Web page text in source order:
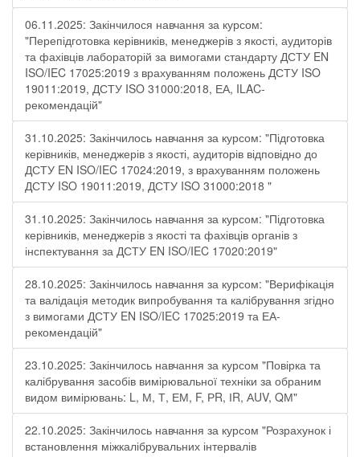
06.11.2025: Закінчилося навчання за курсом:
"Перепідготовка керівників, менеджерів з якості, аудиторів
та фахівців лабораторій за вимогами стандарту ДСТУ EN
ISO/IEC 17025:2019 з врахуванням положень ДСТУ ISO
19011:2019, ДСТУ ISO 31000:2018, ЕА, ILAC-
рекомендацій"
31.10.2025: Закінчилось навчання за курсом: "Підготовка
керівників, менеджерів з якості, аудиторів відповідно до
ДСТУ EN ISO/IEC 17024:2019, з врахуванням положень
ДСТУ ISO 19011:2019, ДСТУ ISO 31000:2018 "
31.10.2025: Закінчилось навчання за курсом: "Підготовка
керівників, менеджерів з якості та фахівців органів з
інспектування за ДСТУ EN ISO/IEC 17020:2019"
28.10.2025: Закінчилось навчання за курсом: "Верифікація
та валідація методик випробування та калібрування згідно
з вимогами ДСТУ EN ISO/IEC 17025:2019 та ЕА-
рекомендацій"
23.10.2025: Закінчилось навчання за курсом "Повірка та
калібрування засобів вимірювальної техніки за обраним
видом вимірювань: L, М, Т, ЕМ, F, РR, ІR, АUV, QМ"
22.10.2025: Закінчилось навчання за курсом "Розрахунок і
встановлення міжкалібрувальних інтервалів